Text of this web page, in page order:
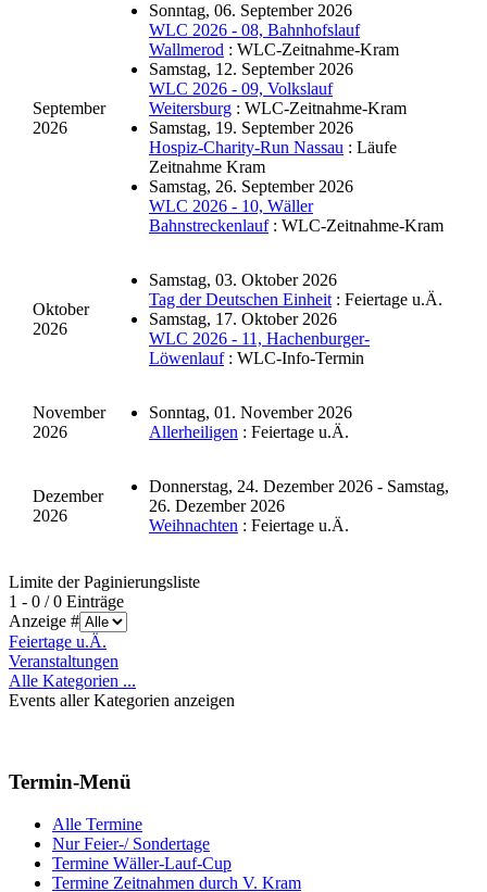
September
2026
Sonntag, 06. September 2026
WLC 2026 - 08, Bahnhofslauf
Wallmerod : WLC-Zeitnahme-Kram
Samstag, 12. September 2026
WLC 2026 - 09, Volkslauf
Weitersburg : WLC-Zeitnahme-Kram
Samstag, 19. September 2026
Hospiz-Charity-Run Nassau : Läufe
Zeitnahme Kram
Samstag, 26. September 2026
WLC 2026 - 10, Wäller
Bahnstreckenlauf: WLC-Zeitnahme-Kram
Oktober
2026
Samstag, 03. Oktober 2026
Tag der Deutschen Einheit : Feiertage u.Ä.
Samstag, 17. Oktober 2026
WLC 2026 - 11, Hachenburger-
Löwenlauf: WLC-Info-Termin
November
2026
Sonntag, 01. November 2026
Allerheiligen : Feiertage u.Ä.
Dezember
2026
Donnerstag, 24. Dezember 2026 - Samstag,
26. Dezember 2026
Weihnachten : Feiertage u.Ä.
Limite der Paginierungsliste
1 - 0 / 0 Einträge
Anzeige #
Feiertage u.Ä.
Veranstaltungen
Alle Kategorien ...
Events aller Kategorien anzeigen
Termin-Menü
Alle Termine
Nur Feier-/ Sondertage
Termine Wäller-Lauf-Cup
Termine Zeitnahmen durch V. Kram